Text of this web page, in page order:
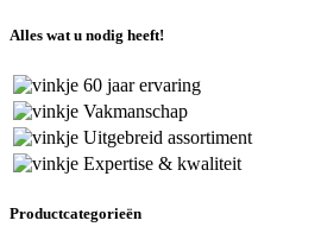
Alles wat u nodig heeft!
60 jaar ervaring
Vakmanschap
Uitgebreid assortiment
Expertise & kwaliteit
Productcategorieën